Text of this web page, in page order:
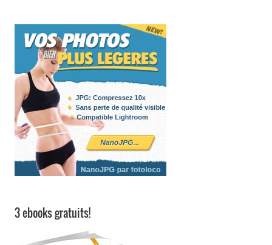
3 ebooks gratuits!